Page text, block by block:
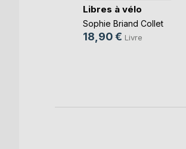
Libres à vélo
Sophie Briand Collet
18,90 € Livre